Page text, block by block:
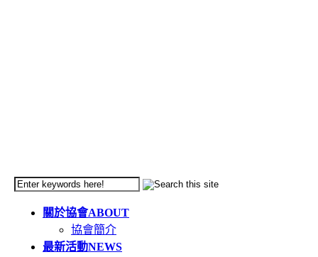
關於協會ABOUT
協會簡介
最新活動NEWS